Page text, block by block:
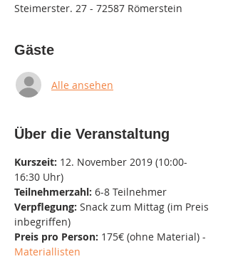
Steimerster. 27 - 72587 Römerstein
Gäste
Alle ansehen
Über die Veranstaltung
Kurszeit: 12. November 2019 (10:00-
16:30 Uhr)
Teilnehmerzahl: 6-8 Teilnehmer
Verpflegung: Snack zum Mittag (im Preis
inbegriffen)
Preis pro Person: 175€ (ohne Material) -
Materiallisten